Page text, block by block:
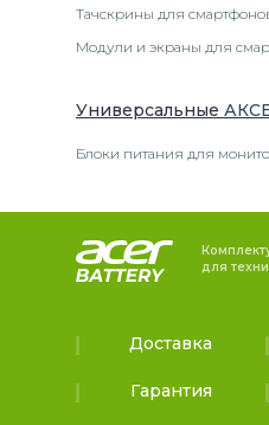
Тачскрины для
Модули и экраны для
Универсальные
Блоки питания для
для
Доставка
Гарантия